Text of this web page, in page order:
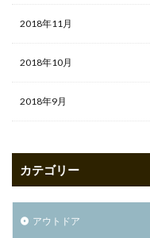
2018年11月
2018年10月
2018年9月
カテゴリー
アウトドア